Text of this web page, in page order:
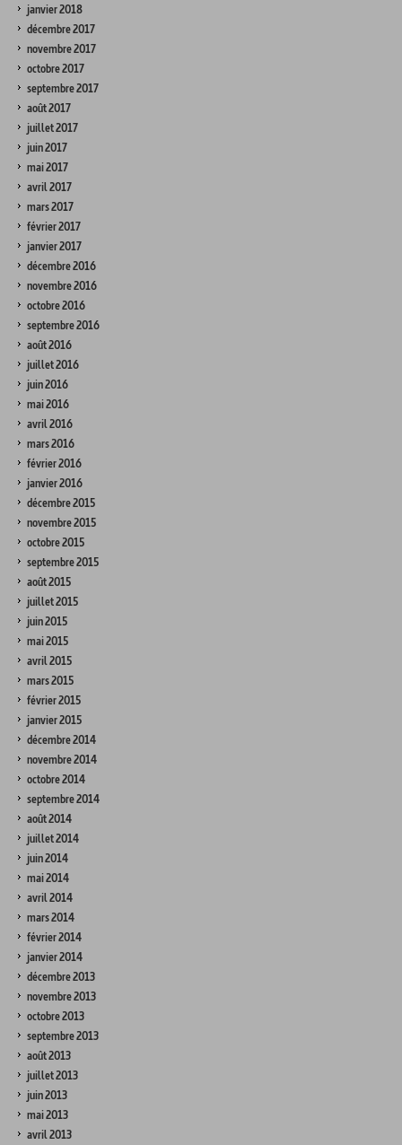
janvier 2018
décembre 2017
novembre 2017
octobre 2017
septembre 2017
août 2017
juillet 2017
juin 2017
mai 2017
avril 2017
mars 2017
février 2017
janvier 2017
décembre 2016
novembre 2016
octobre 2016
septembre 2016
août 2016
juillet 2016
juin 2016
mai 2016
avril 2016
mars 2016
février 2016
janvier 2016
décembre 2015
novembre 2015
octobre 2015
septembre 2015
août 2015
juillet 2015
juin 2015
mai 2015
avril 2015
mars 2015
février 2015
janvier 2015
décembre 2014
novembre 2014
octobre 2014
septembre 2014
août 2014
juillet 2014
juin 2014
mai 2014
avril 2014
mars 2014
février 2014
janvier 2014
décembre 2013
novembre 2013
octobre 2013
septembre 2013
août 2013
juillet 2013
juin 2013
mai 2013
avril 2013